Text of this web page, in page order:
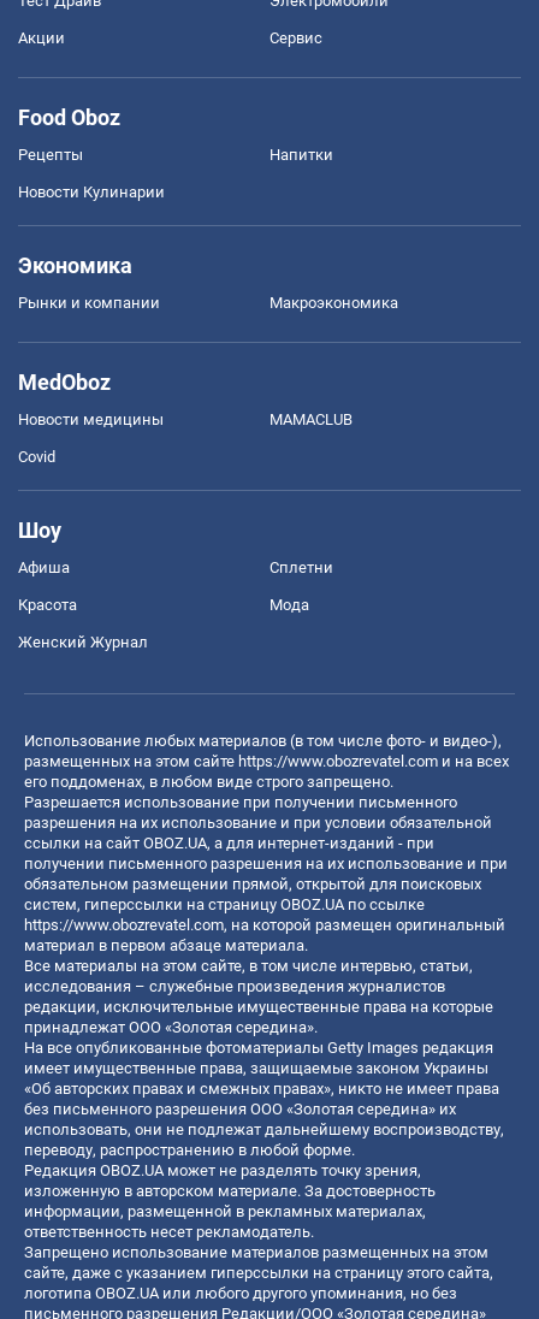
Акции Сервис
Food Oboz
Рецепты Напитки
Новости Кулинарии
Экономика
Рынки и компании Mакроэкономика
MedOboz
Новости медицины MAMACLUB
Covid
Шоу
Афиша Сплетни
Красота Мода
Женский Журнал
Использование любых материалов (в том числе фото- и видео-),
размещенных на этом сайте https://www.obozrevatel.com и на всех
его поддоменах, в любом виде строго запрещено.
Разрешается использование при получении письменного
разрешения на их использование и при условии обязательной
ссылки на сайт OBOZ.UA, а для интернет-изданий - при
получении письменного разрешения на их использование и при
обязательном размещении прямой, открытой для поисковых
систем, гиперссылки на страницу OBOZ.UA по ссылке
https://www.obozrevatel.com, на которой размещен оригинальный
материал в первом абзаце материала.
Все материалы на этом сайте, в том числе интервью, статьи,
исследования – служебные произведения журналистов
редакции, исключительные имущественные права на которые
принадлежат ООО «Золотая середина».
На все опубликованные фотоматериалы Getty Images редакция
имеет имущественные права, защищаемые законом Украины
«Об авторских правах и смежных правах», никто не имеет права
без письменного разрешения ООО «Золотая середина» их
использовать, они не подлежат дальнейшему воспроизводству,
переводу, распространению в любой форме.
Редакция OBOZ.UA может не разделять точку зрения,
изложенную в авторском материале. За достоверность
информации, размещенной в рекламных материалах,
ответственность несет рекламодатель.
Запрещено использование материалов размещенных на этом
сайте, даже с указанием гиперссылки на страницу этого сайта,
логотипа OBOZ.UA или любого другого упоминания, но без
письменного разрешения Редакции/ООО «Золотая середина»